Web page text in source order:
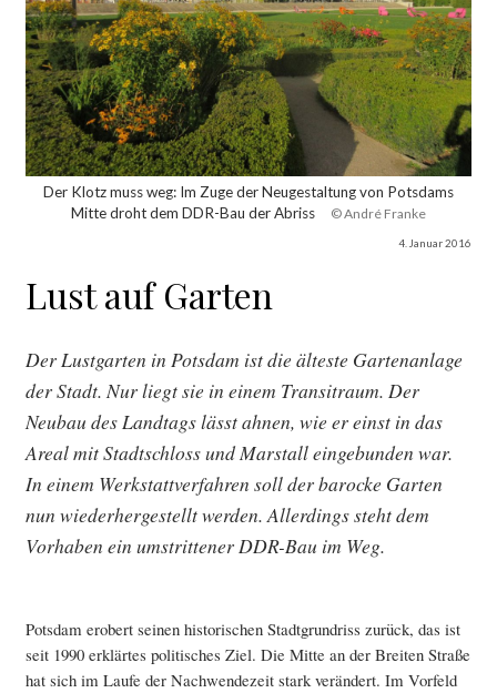
Der Klotz muss weg: Im Zuge der Neugestaltung von Potsdams
Mitte droht dem DDR-Bau der Abriss
© André Franke
4. Januar 2016
Lust auf Garten
Der Lustgarten in Potsdam ist die älteste Gartenanlage
der Stadt. Nur liegt sie in einem Transitraum. Der
Neubau des Landtags lässt ahnen, wie er einst in das
Areal mit Stadtschloss und Marstall eingebunden war.
In einem Werkstattverfahren soll der barocke Garten
nun wiederhergestellt werden. Allerdings steht dem
Vorhaben ein umstrittener DDR-Bau im Weg.
Potsdam erobert seinen historischen Stadtgrundriss zurück, das ist
seit 1990 erklärtes politisches Ziel. Die Mitte an der Breiten Straße
hat sich im Laufe der Nachwendezeit stark verändert. Im Vorfeld